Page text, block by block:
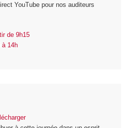
YouTube pour nos auditeurs
de 9h15
à 14h